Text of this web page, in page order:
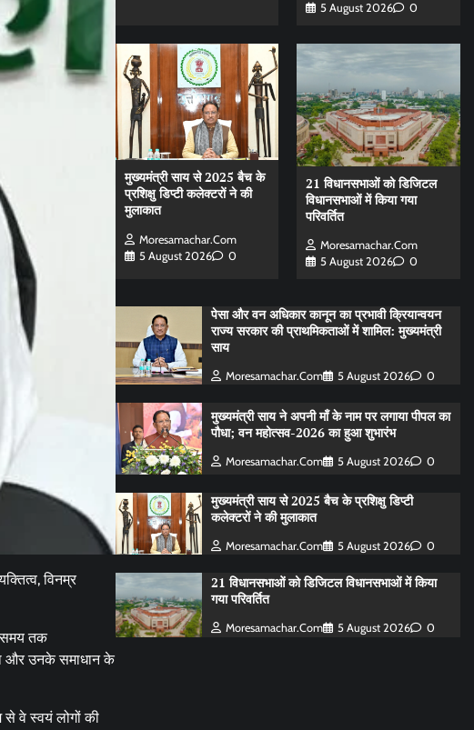
विनम्र
समय तक
और उनके समाधान के
वे स्वयं लोगों की
5 August 2026
0
मुख्यमंत्री साय से 2025 बैच के
प्रशिक्षु डिप्टी कलेक्टरों ने की
मुलाकात
Moresamachar.com
5 August 2026
0
21 विधानसभाओं को डिजिटल
विधानसभाओं में किया गया
परिवर्तित
Moresamachar.com
5 August 2026
0
पेसा और वन अधिकार कानून का प्रभावी क्रियान्वयन
राज्य सरकार की प्राथमिकताओं में शामिल: मुख्यमंत्री
साय
Moresamachar.com 5 August 2026 0
मुख्यमंत्री साय ने अपनी माँ के नाम पर लगाया पीपल का
पौधा; वन महोत्सव-2026 का हुआ शुभारंभ
Moresamachar.com 5 August 2026 0
मुख्यमंत्री साय से 2025 बैच के प्रशिक्षु डिप्टी
कलेक्टरों ने की मुलाकात
Moresamachar.com 5 August 2026 0
21 विधानसभाओं को डिजिटल विधानसभाओं में किया
गया परिवर्तित
Moresamachar.com 5 August 2026 0